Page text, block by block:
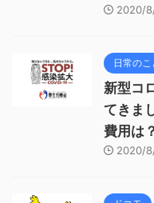
2020/
日常のこ
新型コ
てきま
費用は
2020/